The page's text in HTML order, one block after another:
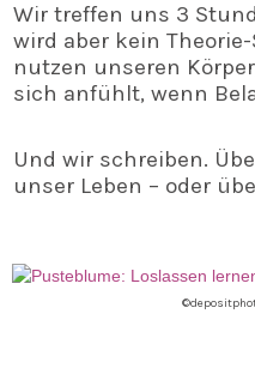
Wir treffen uns 3
wird aber kein
nutzen unseren
sich anfühlt, wenn
Und wir schreiben.
unser Leben – oder